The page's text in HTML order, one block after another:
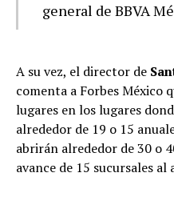
general de BBVA
A su vez, el director de
comenta a Forbes México
lugares en los lugares
alrededor de 19 o 15
abrirán alrededor de 30 o
avance de 15 sucursales al